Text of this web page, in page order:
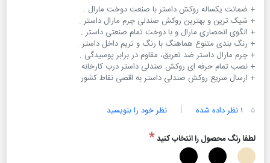
+ ارسال سریع روکش صندلی داستر به اقصی نقاط کشور
۵ ۱ نظر داده شده نظر خود را بنویسید
لطفا رنگ محصول را انتخاب کنید*